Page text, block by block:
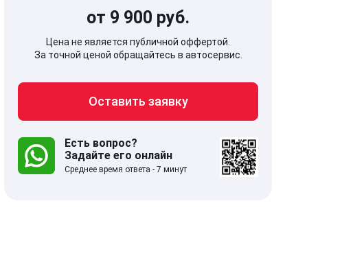
141707, Московская обл,
дом 5
от 9 900 руб.
Цена не является публичной оффертой.
За точной ценой обращайтесь в автосервис.
Оставить заявку
Есть вопрос?
Задайте его онлайн
Среднее время ответа - 7 минут